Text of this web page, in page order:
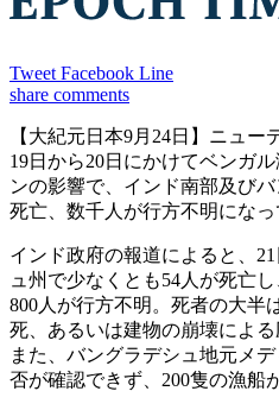
Tweet Facebook Line
share comments
【大紀元日本9月24日】ニュー
19日から20日にかけてベンガ
ンの影響で、インド南部及び
死亡、数千人が行方不明になっ
インド政府の報道によると、
ュ州で少なくとも54人が死亡
800人が行方不明。死者の大半
死、あるいは建物の崩壊によ
また、バングラデシュ地元メ
否が確認できず、200隻の漁船